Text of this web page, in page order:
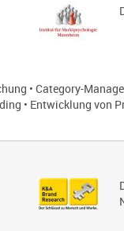
• Category-
• Entwicklung von